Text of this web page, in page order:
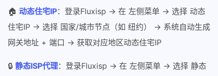
🏠 动态住宅IP：登录Fluxisp → 在 左侧菜单 → 选择 动态
住宅IP → 选择 国家/城市节点（如 纽约） → 系统自动生成
网关地址 + 端口 → 获取对应地区动态住宅IP
🔒 静态ISP代理：登录Fluxisp → 在 左侧菜单 → 选择 静态